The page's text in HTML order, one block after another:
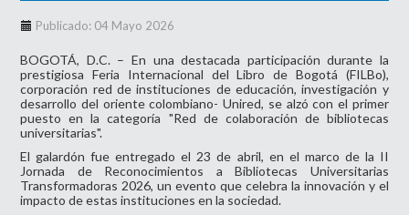
Publicado: 04 Mayo 2026
BOGOTÁ, D.C. – En una destacada participación durante la
prestigiosa Feria Internacional del Libro de Bogotá (FILBo),
corporación red de instituciones de educación, investigación y
desarrollo del oriente colombiano- Unired, se alzó con el primer
puesto en la categoría "Red de colaboración de bibliotecas
universitarias".
El galardón fue entregado el 23 de abril, en el marco de la II
Jornada de Reconocimientos a Bibliotecas Universitarias
Transformadoras 2026, un evento que celebra la innovación y el
impacto de estas instituciones en la sociedad.